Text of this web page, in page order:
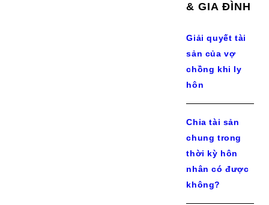
& GIA ĐÌNH
Giải quyết tài
sản của vợ
chồng khi ly
hôn
Chia tài sản
chung trong
thời kỳ hôn
nhân có được
không?